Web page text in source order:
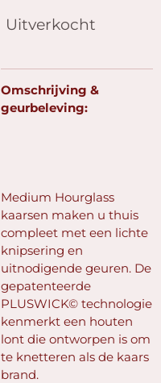
Uitverkocht
Omschrijving &
geurbeleving:
Medium Hourglass
kaarsen maken u thuis
compleet met een lichte
knipsering en
uitnodigende geuren. De
gepatenteerde
PLUSWICK© technologie
kenmerkt een houten
lont die ontworpen is om
te knetteren als de kaars
brand.